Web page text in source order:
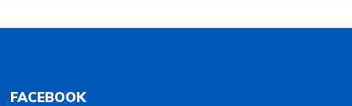
FACEBOOK